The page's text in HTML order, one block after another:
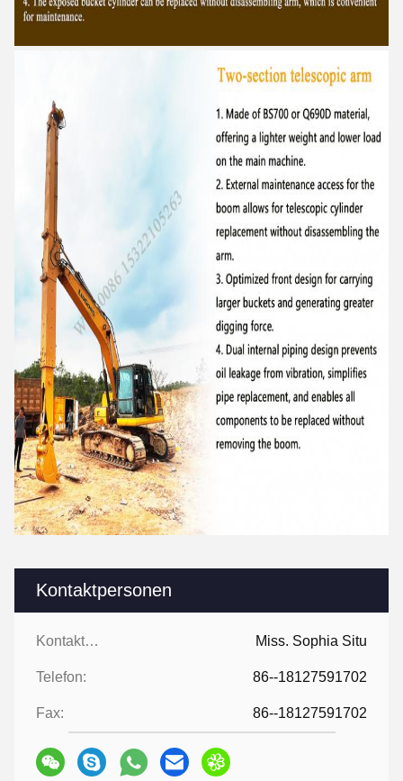
Kontaktpersonen
Kontaktpersonen: Miss. Sophia Situ
Telefon: 86--18127591702
Fax: 86--18127591702